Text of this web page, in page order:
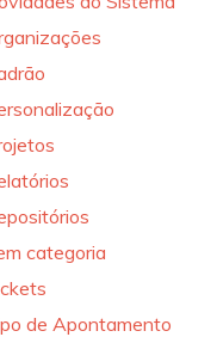
categoria
de Apontamento